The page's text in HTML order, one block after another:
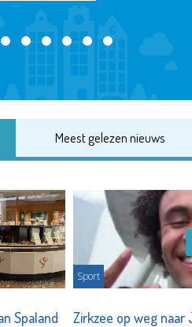
Meest gelezen nieuws
Spaland
Sport
Zirkzee op weg